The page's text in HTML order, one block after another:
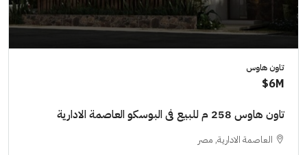
تاون هاوس
6M$
تاون هاوس 258 م للبيع فى البوسكو العاصمة الادارية
العاصمة الادارية, مصر